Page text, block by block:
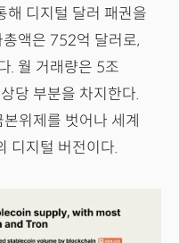
해 디지털 달러 패권을
액은 752억 달러로,
. 월 거래량은 5조
당 부분을 차지한다.
위제를 벗어나 세계
디지털 버전이다.